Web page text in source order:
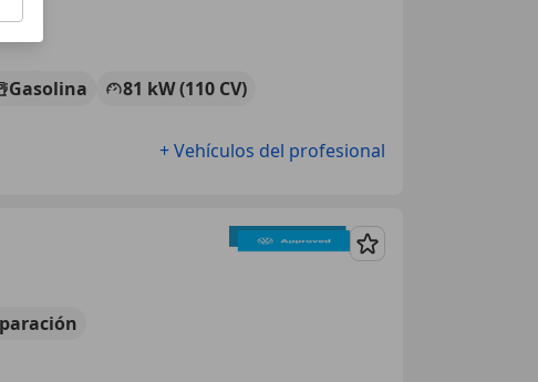
Gasolina
81 kW (110 CV)
+ Vehículos del profesional
Guardar